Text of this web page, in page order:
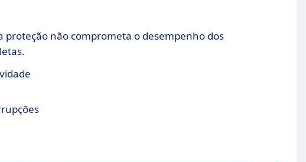
não comprometa o desempenho dos